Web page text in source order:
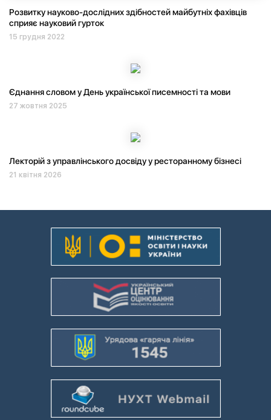
Розвитку науково-дослідних здібностей майбутніх фахівців
сприяє науковий гурток
15 грудня 2022
Єднання словом у День української писемності та мови
27 жовтня 2025
Лекторій з управлінського досвіду у ресторанному бізнесі
21 квітня 2026